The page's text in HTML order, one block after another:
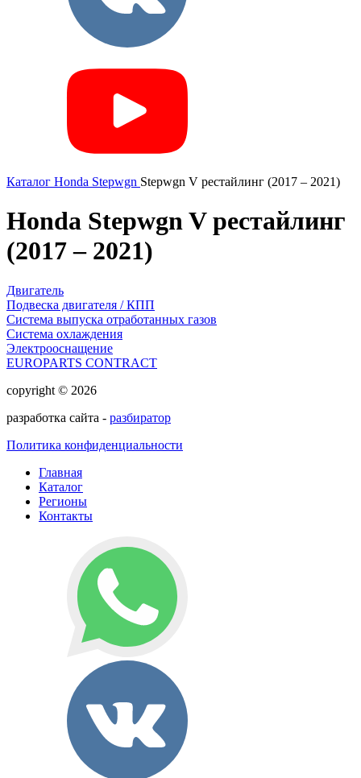
Каталог Honda Stepwgn Stepwgn V рестайлинг (2017 – 2021)
Honda Stepwgn V рестайлинг
(2017 – 2021)
Двигатель
Подвеска двигателя / КПП
Система выпуска отработанных газов
Система охлаждения
Электрооснащение
EUROPARTS CONTRACT
copyright © 2026
разработка сайта - разбиратор
Политика конфиденциальности
Главная
Каталог
Регионы
Контакты